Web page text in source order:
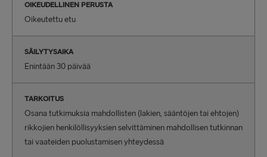
OIKEUDELLINEN PERUSTA
Oikeutettu etu
SÄILYTYSAIKA
Enintään 30 päivää
TARKOITUS
Osana tutkimuksia mahdollisten (lakien, sääntöjen tai ehtojen)
rikkojien henkilöllisyyksien selvittäminen mahdollisen tutkinnan
tai vaateiden puolustamisen yhteydessä